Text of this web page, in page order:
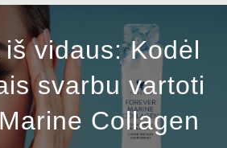
vidaus: Kodėl
svarbu vartoti
Collagen